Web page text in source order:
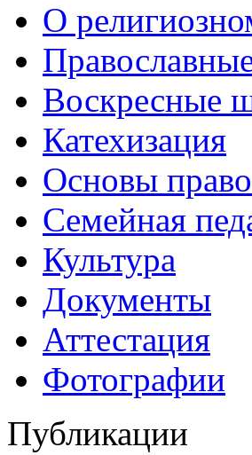
О
Воскресные
Катехизация
Основы
Семейная
Культура
Документы
Аттестация
Фотографии
Публикации